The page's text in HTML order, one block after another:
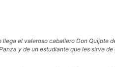
el valeroso caballero Don Quijote
y de un estudiante que les sirve de